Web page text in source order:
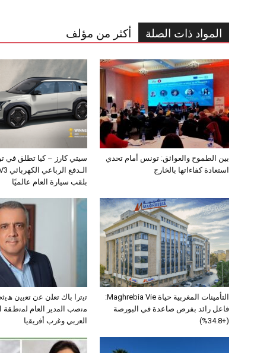
المواد ذات الصلة أكثر من مؤلف
سيتي كارز – كيا تطلق في
بلقب سيارة العام عالميًا
بين الطموح والعوائق: تونس أمام تحدي
استعادة كفاءاتها بالخارج
ﺗﯾﺗرا ﺑﺎك ﺗﻌﻠن ﻋن ﺗﻌﯾﯾن
ﻣﻧﺻب اﻟﻣدﯾر اﻟﻌﺎم ﻟﻣﻧطﻘﺔ
اﻟﻌرﺑﻲ وﻏرب أﻓرﯾﻘﯾﺎ
التأمينات المغربية حياة Maghrebia Vie:
فاعل رائد بفرص صاعدة في البورصة
(+34.8%)